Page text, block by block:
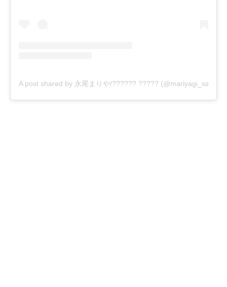
A post shared by 永尾まりや/?????? ????? (@mariyagi_san)